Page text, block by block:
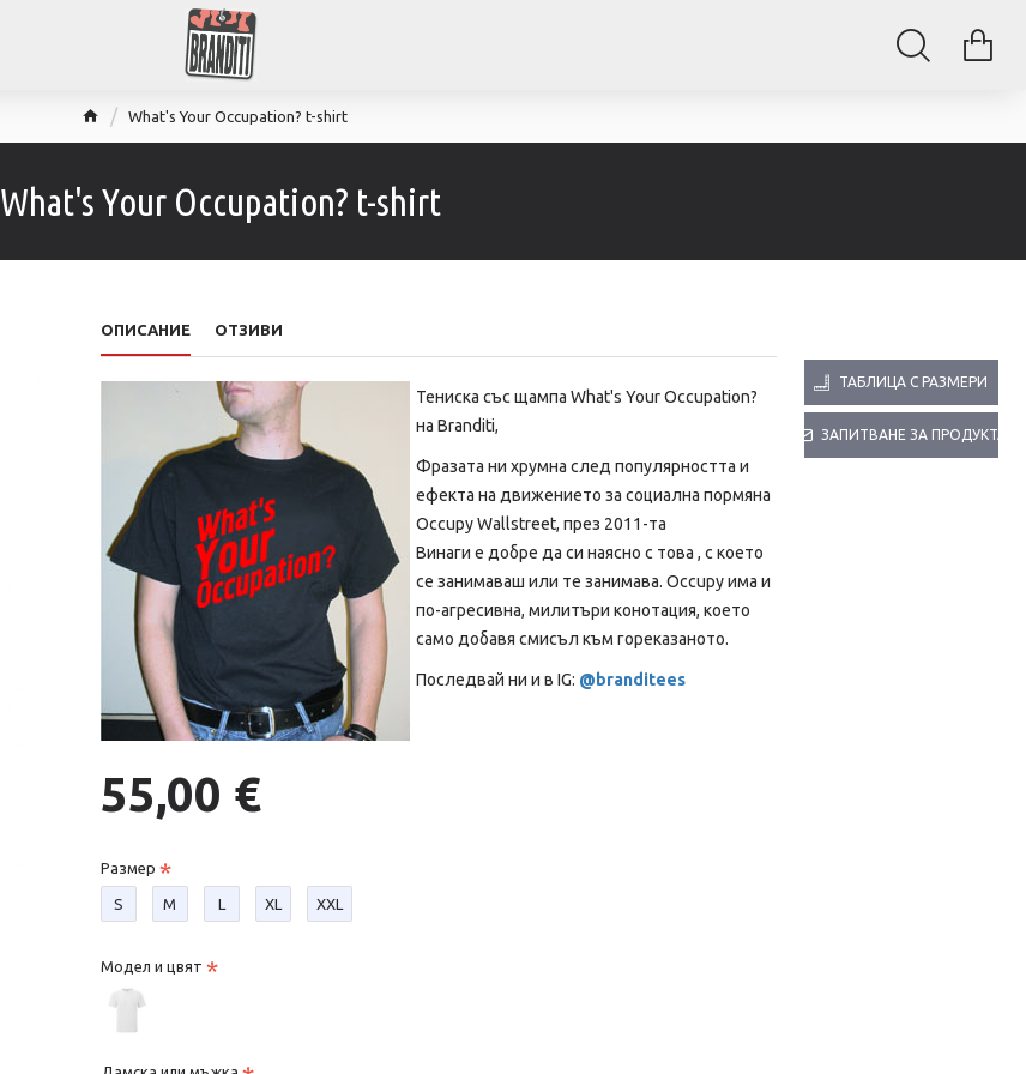
What's Your Occupation? t-shirt
What's Your Occupation? t-shirt
ОПИСАНИЕ ОТЗИВИ
Тениска със щампа What's Your Occupation?
на Branditi,
Фразата ни хрумна след популярността и
ефекта на движението за социална пормяна
Occupy Wallstreet, през 2011-та
Винаги е добре да си наясно с това , с което
се занимаваш или те занимава. Occupy има и
по-агресивна, милитъри конотация, което
само добавя смисъл към гореказаното.
Последвай ни и в IG: @branditees
ТАБЛИЦА С РАЗМЕРИ
ЗАПИТВАНЕ ЗА ПРОДУКТА
55,00 €
Размер
S М L XL XXL
Модел и цвят